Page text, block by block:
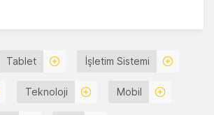
Tablet İşletim Sistemi
Teknoloji Mobil